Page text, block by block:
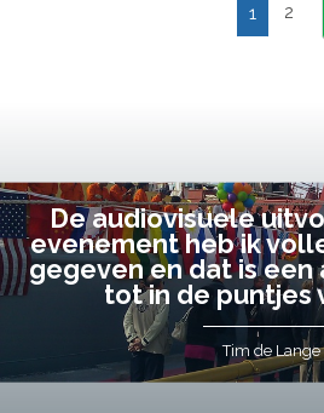
1 2
De audiovisuele
evenement heb ik
gegeven en dat is een
tot in de puntjes
Tim de Lange